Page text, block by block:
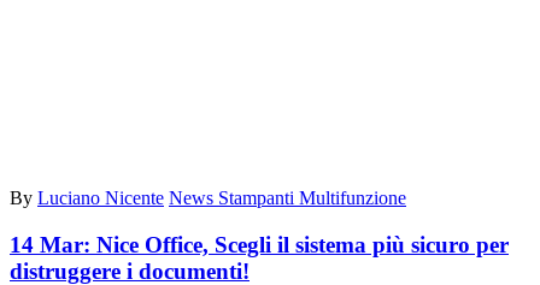
By Luciano Nicente News Stampanti Multifunzione
14 Mar: Nice Office, Scegli il sistema più sicuro per
distruggere i documenti!